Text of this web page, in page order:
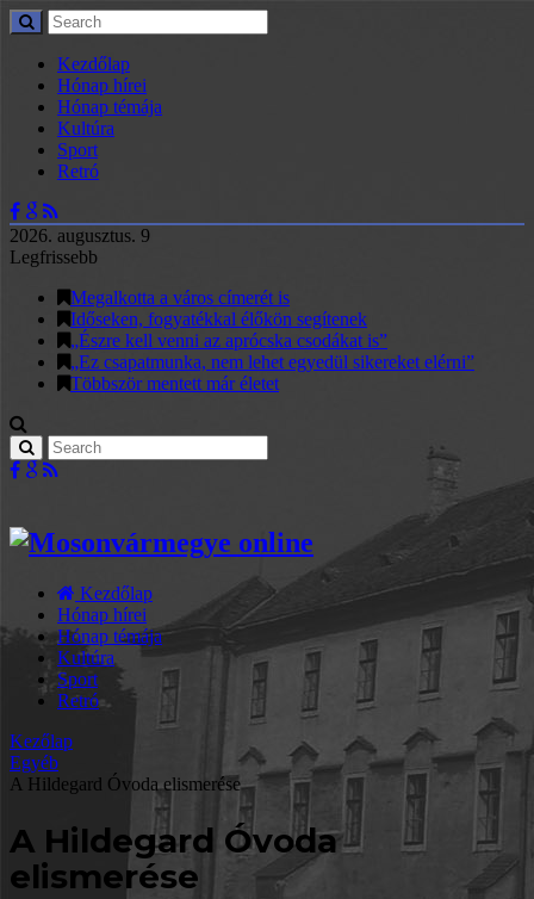
Kezdőlap
Hónap hírei
Hónap témája
Kultúra
Sport
Retró
2026. augusztus. 9
Legfrissebb
Megalkotta a város címerét is
Időseken, fogyatékkal élőkön segítenek
„Észre kell venni az aprócska csodákat is”
„Ez csapatmunka, nem lehet egyedül sikereket elérni”
Többször mentett már életet
Kezdőlap
Hónap hírei
Hónap témája
Kultúra
Sport
Retró
Kezőlap
Egyéb
A Hildegard Óvoda elismerése
A Hildegard Óvoda
elismerése